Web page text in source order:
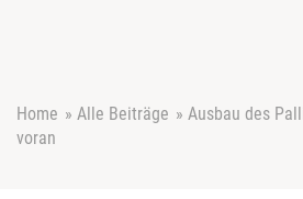
Home » Alle Beiträge » Ausbau des
voran